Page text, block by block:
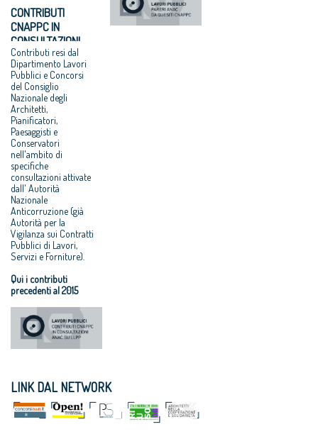
CONTRIBUTI
CNAPPC IN
CONSULTAZIONI
ANAC (GIÀ AVCP)
SU LLP
Contributi resi dal
Dipartimento Lavori
Pubblici e Concorsi
del Consiglio
Nazionale degli
Architetti,
Pianificatori,
Paesaggisti e
Conservatori
nell'ambito di
specifiche
consultazioni attivate
dall' Autorità
Nazionale
Anticorruzione (già
Autorità per la
Vigilanza sui Contratti
Pubblici di Lavori,
Servizi e Forniture).
Qui i contributi
precedenti al 2015
LINK DAL NETWORK